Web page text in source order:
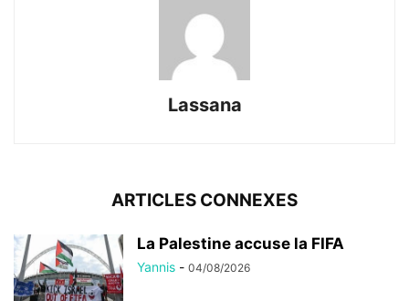
Lassana
ARTICLES CONNEXES
La Palestine accuse la FIFA
Yannis - 04/08/2026